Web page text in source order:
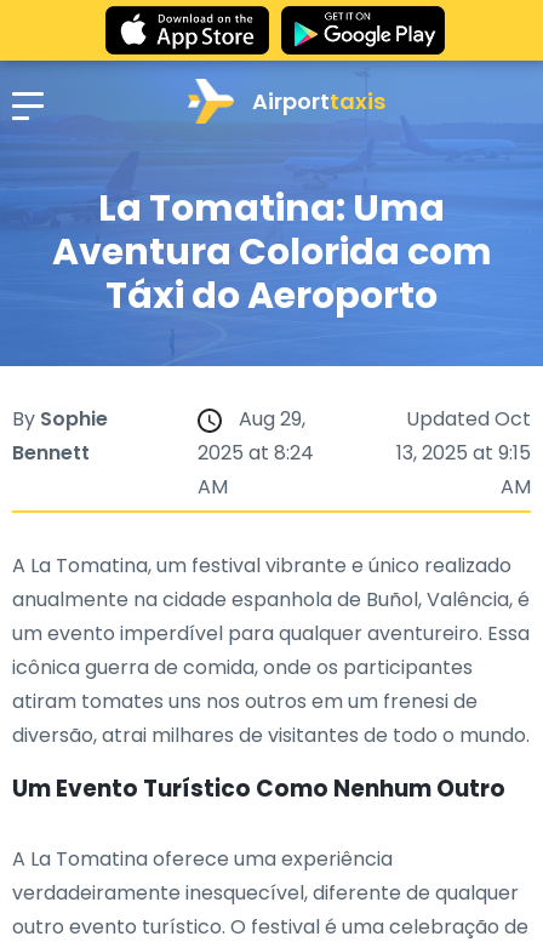
Airporttaxis
La Tomatina: Uma
Aventura Colorida com
Táxi do Aeroporto
By Sophie
Bennett
Aug 29,
2025 at 8:24
AM
Updated Oct
13, 2025 at 9:15
AM
A La Tomatina, um festival vibrante e único realizado
anualmente na cidade espanhola de Buñol, Valência, é
um evento imperdível para qualquer aventureiro. Essa
icônica guerra de comida, onde os participantes
atiram tomates uns nos outros em um frenesi de
diversão, atrai milhares de visitantes de todo o mundo.
Um Evento Turístico Como Nenhum Outro
A La Tomatina oferece uma experiência
verdadeiramente inesquecível, diferente de qualquer
outro evento turístico. O festival é uma celebração de